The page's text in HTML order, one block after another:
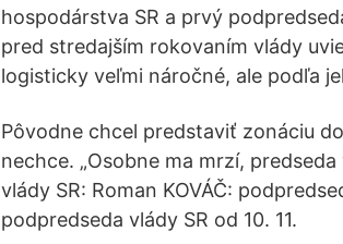
hospodárstva SR a prvý
pred stredajším rokovaním vlády
logisticky veľmi náročné, ale podľa
Pôvodne chcel predstaviť zonáciu
nechce. „Osobne ma mrzí,
vlády SR: Roman KOVÁČ:
podpredseda vlády SR od 10. 11.